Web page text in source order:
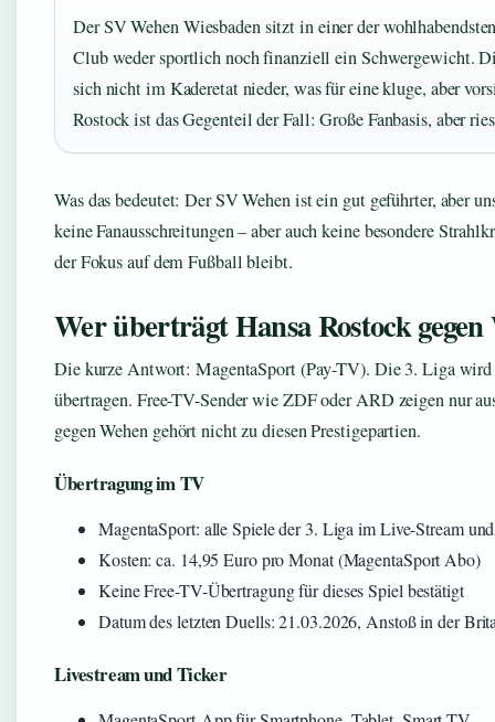
Der SV Wehen Wiesbaden sitzt in einer der
Club weder sportlich noch finanziell ein Schwergewicht.
sich nicht im Kaderetat nieder, was für eine kluge, aber
Rostock ist das Gegenteil der Fall: Große Fanbasis, aber
Was das bedeutet: Der SV Wehen ist ein gut geführter, aber
keine Fanausschreitungen – aber auch keine besondere
der Fokus auf dem Fußball bleibt.
Wer überträgt Hansa Rostock
Die kurze Antwort: MagentaSport (Pay-TV). Die 3. Liga
übertragen. Free-TV-Sender wie ZDF oder ARD zeigen nur
gegen Wehen gehört nicht zu diesen Prestigepartien.
Übertragung im TV
MagentaSport: alle Spiele der 3. Liga im Live-Stream
Kosten: ca. 14,95 Euro pro Monat (MagentaSport Abo)
Keine Free-TV-Übertragung für dieses Spiel bestätigt
Datum des letzten Duells: 21.03.2026, Anstoß in der
Livestream und Ticker